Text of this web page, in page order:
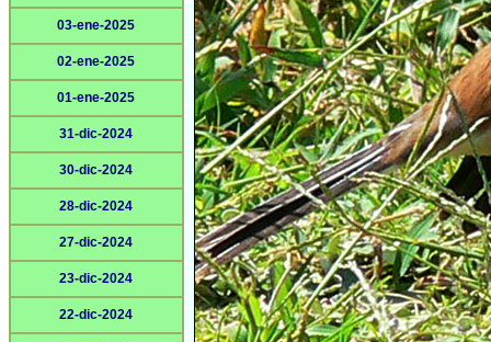
03-ene-2025
02-ene-2025
01-ene-2025
31-dic-2024
30-dic-2024
28-dic-2024
27-dic-2024
23-dic-2024
22-dic-2024